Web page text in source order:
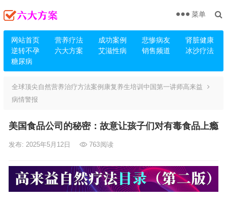
网站首页 营养疗法 成功案例 悲惨病友
肾脏健康
逆转不孕
六大方案 艾滋性病 销售频道
冰沙疗法
糖尿病
菜单
全球顶尖自然营养治疗方法案例康复养生培训中国第一讲师高来益
病情警报
美国食品公司的秘密：故意让孩子们对有毒食品上瘾
发布: 2025年5月12日 763阅读